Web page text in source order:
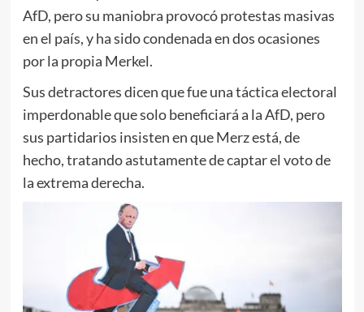
AfD, pero su maniobra provocó protestas masivas
en el país, y ha sido condenada en dos ocasiones
por la propia Merkel.
Sus detractores dicen que fue una táctica electoral
imperdonable que solo beneficiará a la AfD, pero
sus partidarios insisten en que Merz está, de
hecho, tratando astutamente de captar el voto de
la extrema derecha.